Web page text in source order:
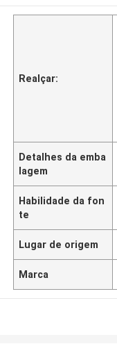
Realçar:
Detalhes da emba
lagem
Habilidade da fon
te
Lugar de origem
Marca